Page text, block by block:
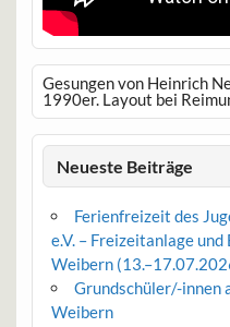
Gesungen von Heinrich
1990er. Layout bei
Neueste Beiträge
Ferienfreizeit des
e.V. – Freizeitanlage
Weibern
Grundschüler/-innen
Weibern